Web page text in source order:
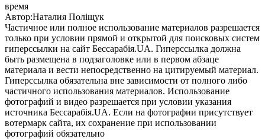
время
Автор:Наталия Поліщук
Частичное или полное использование материалов разрешается
только при условии прямой и открытой для поисковых систем
гиперссылки на сайт Бессарабія.UA. Гиперссылка должна
быть размещена в подзаголовке или в первом абзаце
материала и вести непосредственно на цитируемый материал.
Гиперссылка обязательна вне зависимости от полного либо
частичного использования материалов. Использование
фотографий и видео разрешается при условии указания
источника Бессарабія.UA. Если на фотографии присутствует
вотермарк сайта, их сохранение при использовании
фотографий обязательно